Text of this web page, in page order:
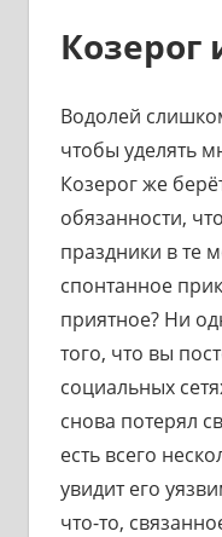
Козерог
Водолей
чтобы уделять
Козерог же
обязанности,
праздники в те
спонтанное
приятное? Ни
того, что вы
социальных
снова потерял
есть всего
увидит его
что-то,